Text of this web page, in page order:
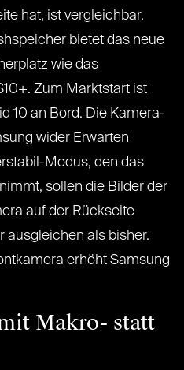
hat, ist vergleichbar.
bietet das neue
wie das
Zum Marktstart ist
10 an Bord. Die Kamera-
wider Erwarten
Modus, den das
sollen die Bilder der
auf der Rückseite
ausgleichen als bisher.
erhöht Samsung
Makro- statt